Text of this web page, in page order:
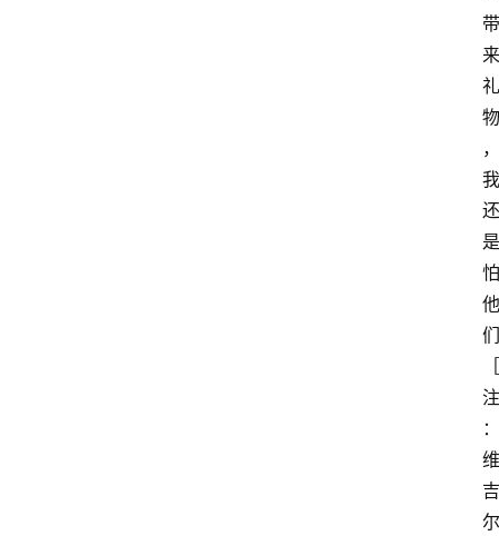
带
来
礼
物
，
我
还
是
怕
他
们
注
：
维
吉
尔